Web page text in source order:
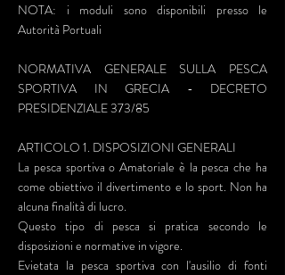
NOTA: i moduli sono disponibili presso le
Autorità Portuali
NORMATIVA GENERALE SULLA PESCA
SPORTIVA IN GRECIA - DECRETO
PRESIDENZIALE 373/85
ARTICOLO 1. DISPOSIZIONI GENERALI
La pesca sportiva o Amatoriale è la pesca che ha
come obiettivo il divertimento e lo sport. Non ha
alcuna finalità di lucro.
Questo tipo di pesca si pratica secondo le
disposizioni e normative in vigore.
Evietata la pesca sportiva con l'ausilio di fonti